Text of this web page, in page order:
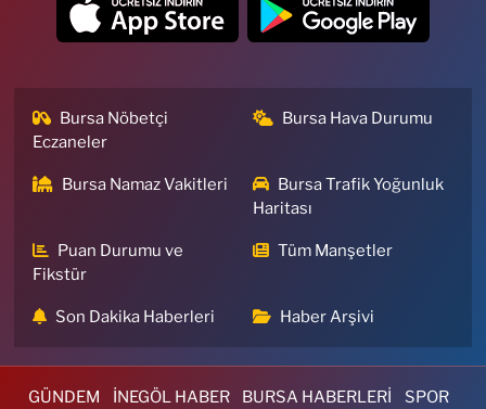
Bursa Nöbetçi
Eczaneler
Bursa Hava Durumu
Bursa Namaz Vakitleri
Bursa Trafik Yoğunluk
Haritası
Puan Durumu ve
Fikstür
Tüm Manşetler
Son Dakika Haberleri Haber Arşivi
GÜNDEM İNEGÖL HABER BURSA HABERLERİ
SPOR